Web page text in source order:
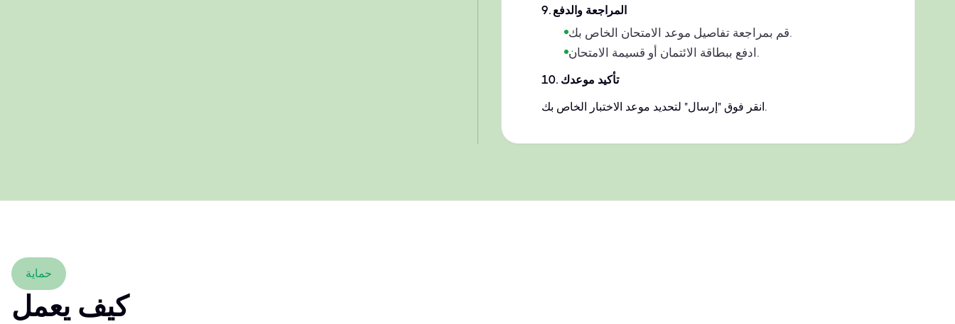
9. المراجعة والدفع
قم بمراجعة تفاصيل موعد الامتحان الخاص بك.
ادفع ببطاقة الائتمان أو قسيمة الامتحان.
10. تأكيد موعدك
انقر فوق "إرسال" لتحديد موعد الاختبار الخاص بك.
حماية
كيف يعمل